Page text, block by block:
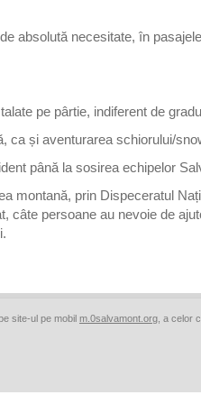
absolută necesitate, în
pe pârtie, indiferent de
și aventurarea schiorului/
până la sosirea echipelor
montană, prin Dispeceratul
persoane au nevoie de
site-ul pe mobil m.0salvamont.org , a celor